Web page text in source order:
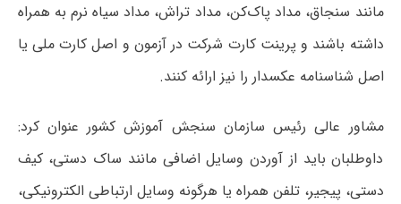
مانند سنجاق، مداد پاک‌کن، مداد تراش، مداد سیاه نرم به همراه
داشته باشند و پرینت کارت شرکت در آزمون و اصل کارت ملی یا
اصل شناسنامه عکسدار را نیز ارائه کنند.
مشاور عالی رئیس سازمان سنجش آموزش کشور عنوان کرد:
داوطلبان باید از آوردن وسایل اضافی مانند ساک دستی، کیف
دستی، پیجیر، تلفن همراه یا هرگونه وسایل ارتباطی الکترونیکی،